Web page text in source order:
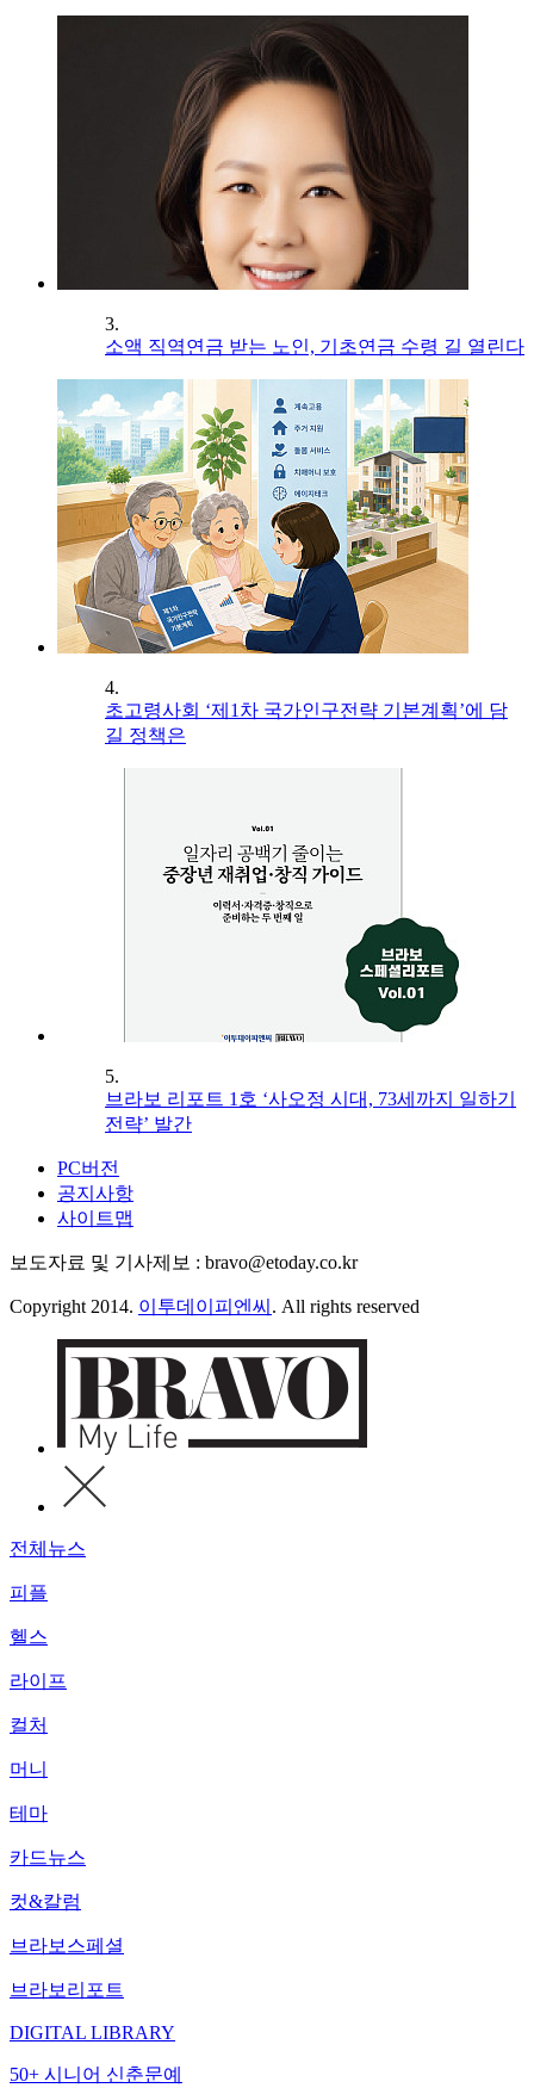
3.
소액 직역연금 받는 노인, 기초연금 수령 길 열린다
4.
초고령사회 ‘제1차 국가인구전략 기본계획’에 담
길 정책은
5.
브라보 리포트 1호 ‘사오정 시대, 73세까지 일하기
전략’ 발간
PC버전
공지사항
사이트맵
보도자료 및 기사제보 : bravo@etoday.co.kr
Copyright 2014. 이투데이피엔씨 . All rights reserved
전체뉴스
피플
헬스
라이프
컬처
머니
테마
카드뉴스
컷&칼럼
브라보스페셜
브라보리포트
DIGITAL LIBRARY
50+ 시니어 신춘문예